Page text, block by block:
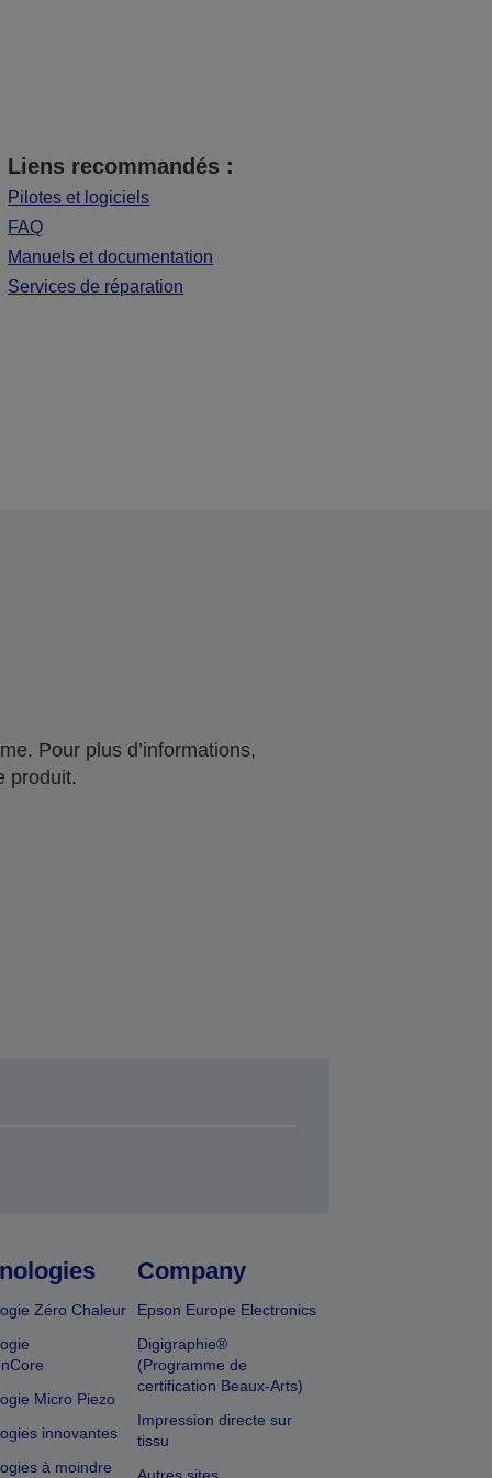
Liens recommandés :
Pilotes et logiciels
FAQ
Manuels et documentation
Services de réparation
Pour plus d’informations,
produit.
Zéro Chaleur
Micro Piezo
innovantes
à moindre
Company
Epson Europe Electronics
Digigraphie®
(Programme de
certification Beaux-Arts)
Impression directe sur
tissu